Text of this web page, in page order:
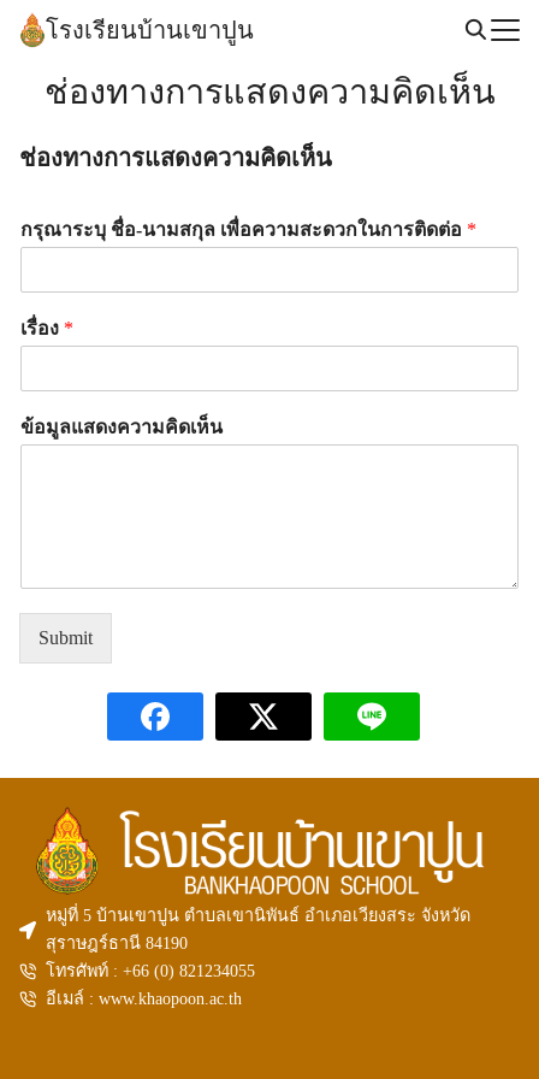
Skip
โรงเรียนบ้านเขาปูน
ช่องทางการแสดงความคิดเห็น
ช่องทางการแสดงความคิดเห็น
กรุณาระบุ ชื่อ-นามสกุล เพื่อความสะดวกในการติดต่อ *
เรื่อง *
ข้อมูลแสดงความคิดเห็น
Submit
หมู่ที่ 5 บ้านเขาปูน ตำบลเขานิพันธ์ อำเภอเวียงสระ จังหวัด
สุราษฎร์ธานี 84190
โทรศัพท์ : +66 (0)821234055
อีเมล์ : www.khaopoon.ac.th